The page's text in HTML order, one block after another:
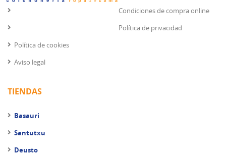
Condiciones de compra online
Política de privacidad
Política de cookies
Aviso legal
TIENDAS
Basauri
Santutxu
Deusto